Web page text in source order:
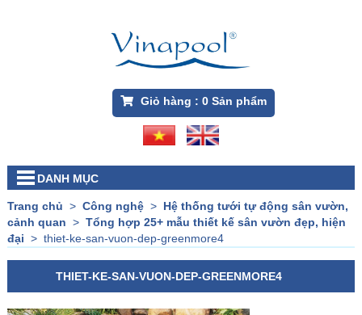
Giỏ hàng : 0Sản phẩm
DANH MỤC
Trang chủ > Công nghệ> Hệ thống tưới tự động sân vườn,
cảnh quan > Tổng hợp 25+ mẫu thiết kế sân vườn đẹp, hiện
đại > thiet-ke-san-vuon-dep-greenmore4
THIET-KE-SAN-VUON-DEP-GREENMORE4